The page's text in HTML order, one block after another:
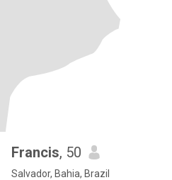
Francis, 50
Salvador, Bahia, Brazil